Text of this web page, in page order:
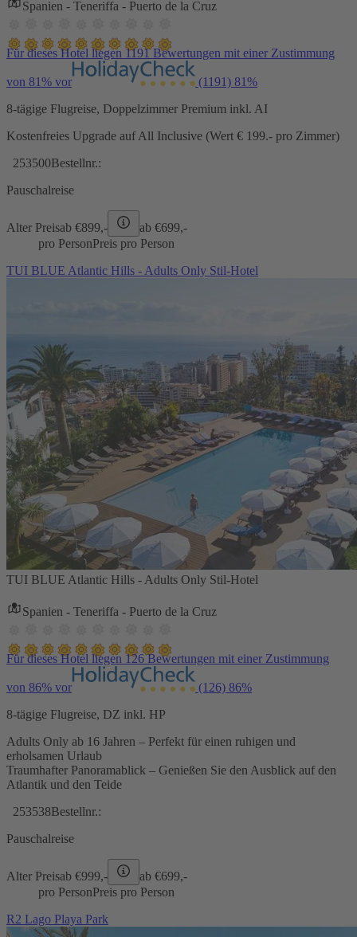
Spanien - Teneriffa - Puerto de la Cruz
Für dieses Hotel liegen 1191 Bewertungen mit einer Zustimmung
von 81% vor (1191) 81%
8-tägige Flugreise, Doppelzimmer Premium inkl. AI
Kostenfreies Upgrade auf All Inclusive (Wert € 199.- pro Zimmer)
253500Bestellnr.:
Pauschalreise
Alter Preisab €899,- ab €699,-
pro PersonPreis pro Person
TUI BLUE Atlantic Hills - Adults Only Stil-Hotel
TUI BLUE Atlantic Hills - Adults Only Stil-Hotel
Spanien - Teneriffa - Puerto de la Cruz
Für dieses Hotel liegen 126 Bewertungen mit einer Zustimmung
von 86% vor (126) 86%
8-tägige Flugreise, DZ inkl. HP
Adults Only ab 16 Jahren – Perfekt für einen ruhigen und
erholsamen Urlaub
Traumhafter Panoramablick – Genießen Sie den Ausblick auf den
Atlantik und den Teide
253538Bestellnr.:
Pauschalreise
Alter Preisab €999,- ab €699,-
pro PersonPreis pro Person
R2 Lago Playa Park